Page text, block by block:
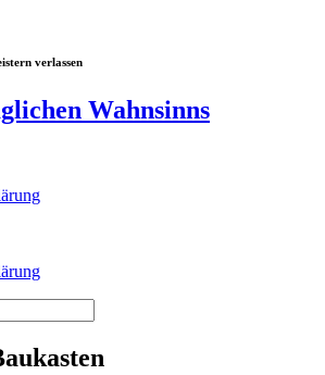
verlassen
Wahnsinns